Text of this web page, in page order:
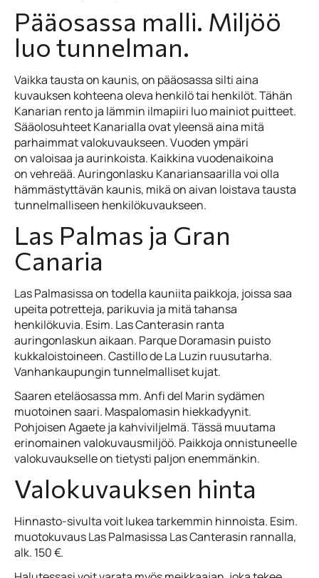
Pääosassa malli. Miljöö
luo tunnelman.
Vaikka tausta on kaunis, on pääosassa silti aina
kuvauksen kohteena oleva henkilö tai henkilöt. Tähän
Kanarian rento ja lämmin ilmapiiri luo mainiot puitteet.
Sääolosuhteet Kanarialla ovat yleensä aina mitä
parhaimmat valokuvaukseen. Vuoden ympäri
on valoisaa ja aurinkoista. Kaikkina vuodenaikoina
on vehreää. Auringonlasku Kanariansaarilla voi olla
hämmästyttävän kaunis, mikä on aivan loistava tausta
tunnelmalliseen henkilökuvaukseen.
Las Palmas ja Gran
Canaria
Las Palmasissa on todella kauniita paikkoja, joissa saa
upeita potretteja, parikuvia ja mitä tahansa
henkilökuvia. Esim. Las Canterasin ranta
auringonlaskun aikaan. Parque Doramasin puisto
kukkaloistoineen. Castillo de La Luzin ruusutarha.
Vanhankaupungin tunnelmalliset kujat.
Saaren eteläosassa mm. Anfi del Marin sydämen
muotoinen saari. Maspalomasin hiekkadyynit.
Pohjoisen Agaete ja kahviviljelmä. Tässä muutama
erinomainen valokuvausmiljöö. Paikkoja onnistuneelle
valokuvaukselle on tietysti paljon enemmänkin.
Valokuvauksen hinta
Hinnasto-sivulta voit lukea tarkemmin hinnoista. Esim.
muotokuvaus Las Palmasissa Las Canterasin rannalla,
alk. 150 €.